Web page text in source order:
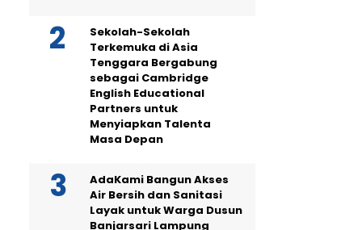
Sekolah-Sekolah
Terkemuka di Asia
Tenggara Bergabung
sebagai Cambridge
English Educational
Partners untuk
Menyiapkan Talenta
Masa Depan
AdaKami Bangun Akses
Air Bersih dan Sanitasi
Layak untuk Warga Dusun
Banjarsari Lampung